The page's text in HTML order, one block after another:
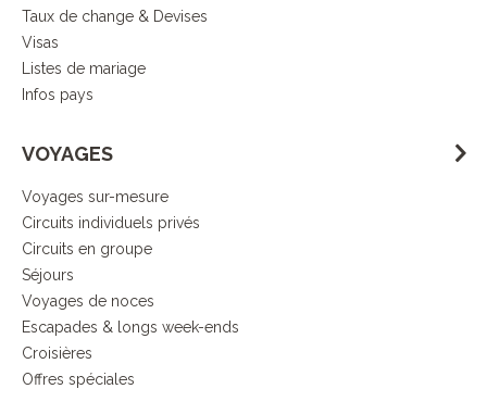
Taux de change & Devises
Visas
Listes de mariage
Infos pays
VOYAGES
Voyages sur-mesure
Circuits individuels privés
Circuits en groupe
Séjours
Voyages de noces
Escapades & longs week-ends
Croisières
Offres spéciales